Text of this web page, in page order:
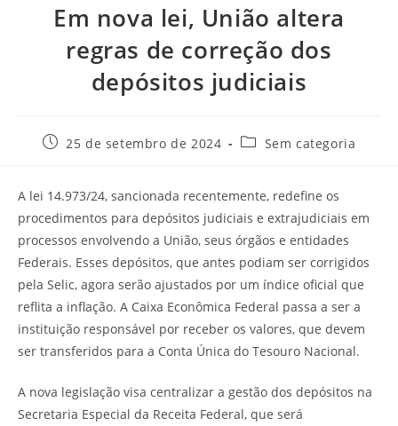
Em nova lei, União altera
regras de correção dos
depósitos judiciais
25 de setembro de 2024 Sem categoria
A lei 14.973/24, sancionada recentemente, redefine os
procedimentos para depósitos judiciais e extrajudiciais em
processos envolvendo a União, seus órgãos e entidades
Federais. Esses depósitos, que antes podiam ser corrigidos
pela Selic, agora serão ajustados por um índice oficial que
reflita a inflação. A Caixa Econômica Federal passa a ser a
instituição responsável por receber os valores, que devem
ser transferidos para a Conta Única do Tesouro Nacional.
A nova legislação visa centralizar a gestão dos depósitos na
Secretaria Especial da Receita Federal, que será